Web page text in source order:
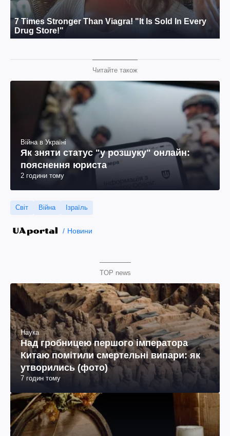
Читайте також
Війна в Україні
Як зняти статус "у розшуку" онлайн:
пояснення юриста
2 години тому
Світ Війна Ізраїль
Новини
TOP news
Наука
Над гробницею першого імператора
Китаю помітили смертельні випари: як
утворились (фото)
7 годин тому